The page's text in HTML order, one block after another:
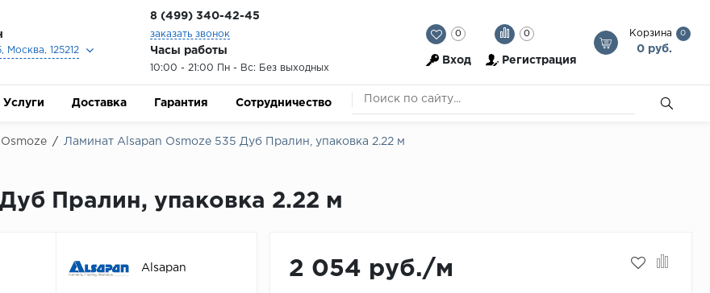
Москва, 125212
8 (499) 340-42-45
заказать звонок
Часы работы
10:00 - 21:00 Пн - Вс: Без выходных
0 0
Вход Регистрация
Корзина 0
0 руб.
Услуги Доставка Гарантия Сотрудничество
/ Ламинат Alsapan Osmoze 535 Дуб Пралин, упаковка 2.22 м
Пралин, упаковка 2.22 м
Alsapan 2 054 руб./м